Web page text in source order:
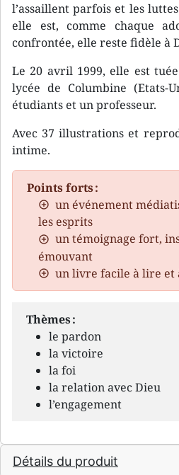
l’assaillent parfois et les
elle est, comme chaque
confrontée, elle reste fidèle à
Le 20 avril 1999, elle est
lycée de Columbine (Etats-
étudiants et un professeur.
Avec 37 illustrations et
intime.
Points forts :
un événement
les esprits
un témoignage fort,
émouvant
un livre facile à lire
Thèmes :
le pardon
la victoire
la foi
la relation avec Dieu
l’engagement
Détails du produit